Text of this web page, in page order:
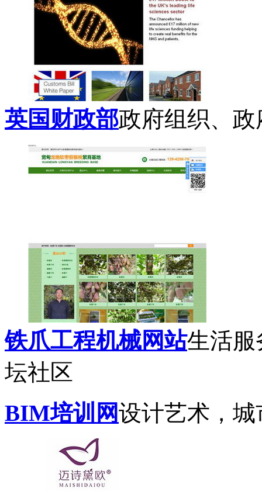
英国财政部政府组织、政
铁爪工程机械网站生活服
坛社区
BIM培训网设计艺术，